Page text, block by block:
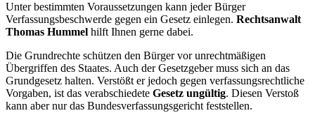
Unter bestimmten Voraussetzungen kann jeder Bürger
Verfassungsbeschwerde gegen ein Gesetz einlegen. Rechtsanwalt
Thomas Hummel hilft Ihnen gerne dabei.
Die Grundrechte schützen den Bürger vor unrechtmäßigen
Übergriffen des Staates. Auch der Gesetzgeber muss sich an das
Grundgesetz halten. Verstößt er jedoch gegen verfassungsrechtliche
Vorgaben, ist das verabschiedete Gesetz ungültig. Diesen Verstoß
kann aber nur das Bundesverfassungsgericht feststellen.